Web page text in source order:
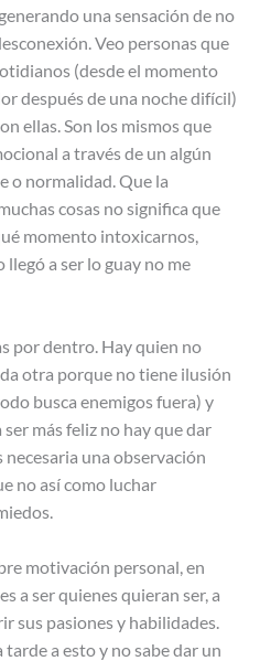
una sensación de no
Veo personas que
(desde el momento
después de una noche difícil)
ellas. Son los mismos que
a través de un algún
o normalidad. Que la
cosas no significa que
momento intoxicarnos,
a ser lo guay no me
por dentro. Hay quien no
otra porque no tiene ilusión
busca enemigos fuera) y
más feliz no hay que dar
necesaria una observación
no así como luchar
motivación personal, en
a ser quienes quieran ser, a
sus pasiones y habilidades.
a esto y no sabe dar un